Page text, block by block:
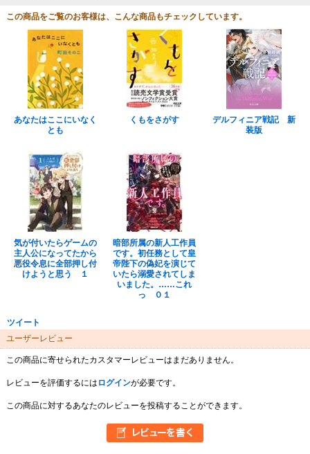
この商品をご覧のお客様は、こんな商品もチェックしています。
あなたはここにいなく
とも
くもをさがす
デルフィニア戦記 新
装版
気が付いたらゲームの
主人公になってたから
悪役令息に全部押し付
けようと思う １
暗部所属の新人工作員
です。初任務として皇
帝陛下の偽妃を演じて
いたら溺愛されてしま
いました。……これ
っ ０１
ツイート
ユーザーレビュー
この商品に寄せられたカスタマーレビューはまだありません。
レビューを評価するには ログインが必要です。
この商品に対するあなたのレビューを投稿することができます。